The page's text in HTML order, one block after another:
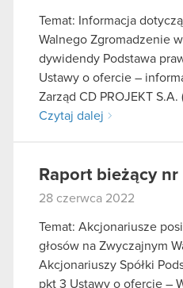
Temat: Informacja
Walnego Zgromadzenie
dywidendy Podstawa
Ustawy o ofercie –
Zarząd CD PROJEKT S.A.
Czytaj dalej
Raport bieżący
28 czerwca 2022
Temat: Akcjonariusze
głosów na Zwyczajnym
Akcjonariuszy Spółki
pkt 3 Ustawy o ofercie –